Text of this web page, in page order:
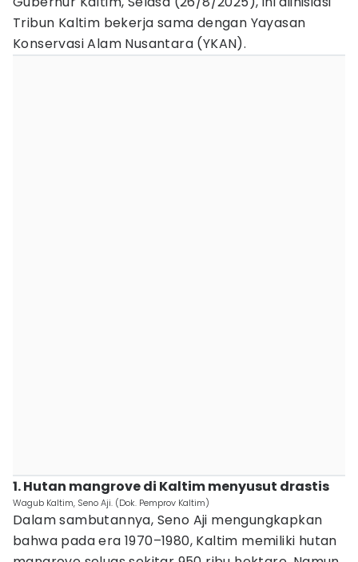
Tribun Kaltim bekerja sama dengan Yayasan
Konservasi Alam Nusantara (YKAN).
1. Hutan mangrove di Kaltim menyusut drastis
Wagub Kaltim, Seno Aji. (Dok. Pemprov Kaltim)
Dalam sambutannya, Seno Aji mengungkapkan
bahwa pada era 1970–1980, Kaltim memiliki hutan